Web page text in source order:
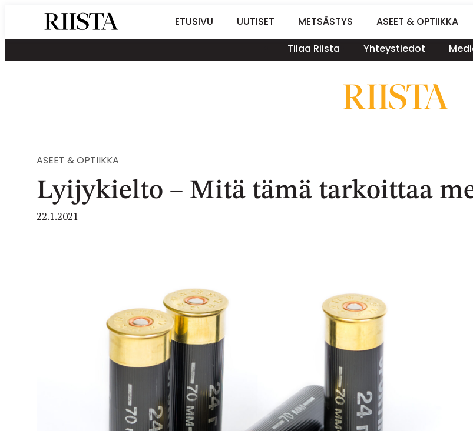
sisältöön
Riistalehti.fi
Metsästyksen
erikoislehti
ETUSIVU UUTISET METSÄSTYS ASEET & OPTIIKKA
Tilaa Riista
Yhteystiedot
ASEET & OPTIIKKA
Lyijykielto – Mitä tämä tarkoittaa
22.1.2021